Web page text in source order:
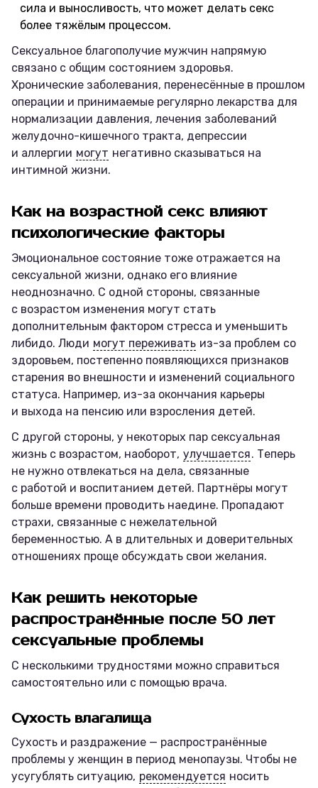
сила и выносливость, что может делать секс
более тяжёлым процессом.
Сексуальное благополучие мужчин напрямую
связано с общим состоянием здоровья.
Хронические заболевания, перенесённые в прошлом
операции и принимаемые регулярно лекарства для
нормализации давления, лечения заболеваний
желудочно-кишечного тракта, депрессии
и аллергии могут негативно сказываться на
интимной жизни.
Как на возрастной секс влияют
психологические факторы
Эмоциональное состояние тоже отражается на
сексуальной жизни, однако его влияние
неоднозначно. С одной стороны, связанные
с возрастом изменения могут стать
дополнительным фактором стресса и уменьшить
либидо. Люди могут переживать из-за проблем со
здоровьем, постепенно появляющихся признаков
старения во внешности и изменений социального
статуса. Например, из-за окончания карьеры
и выхода на пенсию или взросления детей.
С другой стороны, у некоторых пар сексуальная
жизнь с возрастом, наоборот, улучшается. Теперь
не нужно отвлекаться на дела, связанные
с работой и воспитанием детей. Партнёры могут
больше времени проводить наедине. Пропадают
страхи, связанные с нежелательной
беременностью. А в длительных и доверительных
отношениях проще обсуждать свои желания.
Как решить некоторые
распространённые после 50 лет
сексуальные проблемы
С несколькими трудностями можно справиться
самостоятельно или с помощью врача.
Сухость влагалища
Сухость и раздражение — распространённые
проблемы у женщин в период менопаузы. Чтобы не
усугублять ситуацию, рекомендуется носить